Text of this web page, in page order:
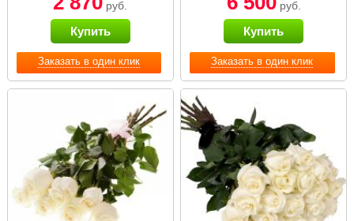
Заказать в один клик
руб.
Купить
Заказать в один клик
руб.
Купить